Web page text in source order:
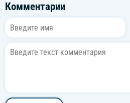
Комментарии